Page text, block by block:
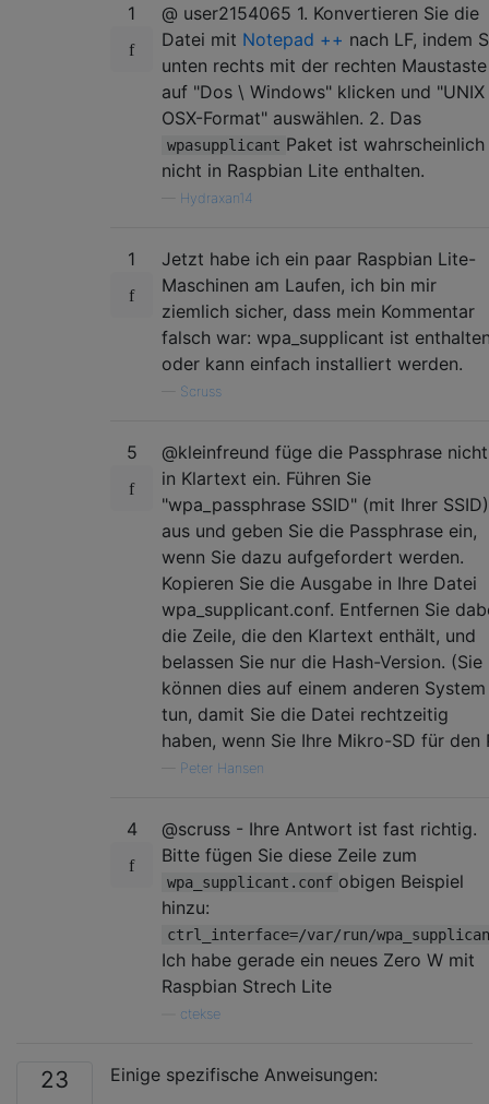
1
@ user2154065 1. Konvertieren Sie die
Datei mit Notepad ++ nach LF, indem
unten rechts mit der rechten Maustaste
auf "Dos \ Windows" klicken und
OSX-Format" auswählen. 2. Das
wpasupplicant Paket ist wahrscheinlich
nicht in Raspbian Lite enthalten.
Hydraxan14
1
Jetzt habe ich ein paar Raspbian Lite-
Maschinen am Laufen, ich bin mir
ziemlich sicher, dass mein Kommentar
falsch war: wpa_supplicant ist
oder kann einfach installiert werden.
Scruss
5
@kleinfreund füge die Passphrase nicht
in Klartext ein. Führen Sie
"wpa_passphrase SSID" (mit Ihrer SSID)
aus und geben Sie die Passphrase ein,
wenn Sie dazu aufgefordert werden.
Kopieren Sie die Ausgabe in Ihre Datei
wpa_supplicant.conf. Entfernen Sie
die Zeile, die den Klartext enthält, und
belassen Sie nur die Hash-Version. (Sie
können dies auf einem anderen System
tun, damit Sie die Datei rechtzeitig
haben, wenn Sie Ihre Mikro-SD für den
Peter Hansen
4
@scruss - Ihre Antwort ist fast richtig.
Bitte fügen Sie diese Zeile zum
wpa_supplicant.conf obigen Beispiel
hinzu:
ctrl_interface=/var/run/
Ich habe gerade ein neues Zero W mit
Raspbian Strech Lite
ctekse
23
Einige spezifische Anweisungen: